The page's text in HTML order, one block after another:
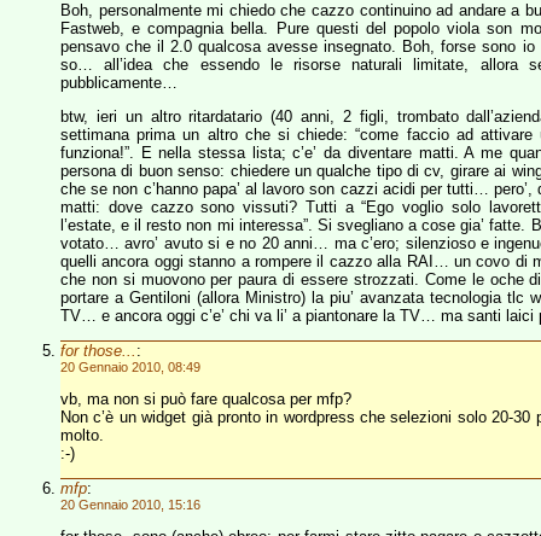
Boh, personalmente mi chiedo che cazzo continuino ad andare a
Fastweb, e compagnia bella. Pure questi del popolo viola son
pensavo che il 2.0 qualcosa avesse insegnato. Boh, forse sono
so… all’idea che essendo le risorse naturali limitate, allora
pubblicamente…
btw, ieri un altro ritardatario (40 anni, 2 figli, trombato
settimana prima un altro che si chiede: “come faccio ad
funziona!”. E nella stessa lista; c’e’ da diventare matti. A me
persona di buon senso: chiedere un qualche tipo di cv, girare ai
che se non c’hanno papa’ al lavoro son cazzi acidi per tutti… pero’,
matti: dove cazzo sono vissuti? Tutti a “Ego voglio solo
l’estate, e il resto non mi interessa”. Si svegliano a cose gia’
votato… avro’ avuto si e no 20 anni… ma c’ero; silenzioso e
quelli ancora oggi stanno a rompere il cazzo alla RAI… un covo di
che non si muovono per paura di essere strozzati. Come le oche
portare a Gentiloni (allora Ministro) la piu’ avanzata tecnologia
TV… e ancora oggi c’e’ chi va li’ a piantonare la TV… ma santi
for those... :
20 Gennaio 2010, 08:49
vb, ma non si può fare qualcosa per mfp?
Non c’è un widget già pronto in wordpress che selezioni solo 20-
molto.
:-)
mfp:
20 Gennaio 2010, 15:16